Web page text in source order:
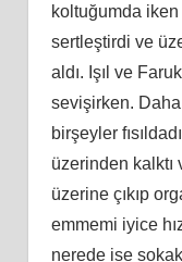
koltuğumda iken
sertleştirdi ve
aldı. Işıl ve
sevişirken.
birşeyler
üzerinden kalktı
üzerine çıkıp
emmemi iyice
nerede ise